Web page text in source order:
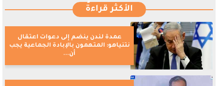
الأكثر قراءةً
عمدة لندن ينضم إلى دعوات اعتقال
نتنياهو: المتهمون بالإبادة الجماعية يجب
أن...